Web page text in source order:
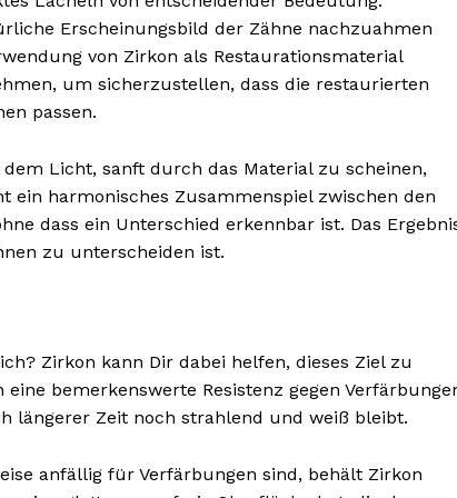
Erscheinungsbild der Zähne nachzuahmen
von Zirkon als Restaurationsmaterial
um sicherzustellen, dass die restaurierten
passen.
Licht, sanft durch das Material zu scheinen,
harmonisches Zusammenspiel zwischen den
dass ein Unterschied erkennbar ist. Das
zu unterscheiden ist.
Zirkon kann Dir dabei helfen, dieses Ziel zu
bemerkenswerte Resistenz gegen
längerer Zeit noch strahlend und weiß bleibt.
anfällig für Verfärbungen sind, behält Zirkon